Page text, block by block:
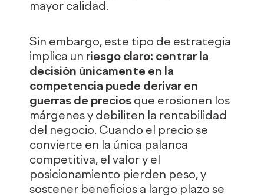
mayor calidad.
Sin embargo, este tipo de estrategia
implica un riesgo claro: centrar la
decisión únicamente en la
competencia puede derivar en
guerras de precios que erosionen los
márgenes y debiliten la rentabilidad
del negocio. Cuando el precio se
convierte en la única palanca
competitiva, el valor y el
posicionamiento pierden peso, y
sostener beneficios a largo plazo se